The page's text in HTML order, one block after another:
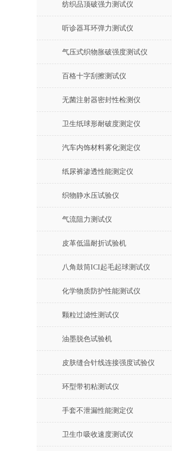
纺织品顶破强力测试仪
听诊器耳环弹力测试仪
气压式织物胀破强度测试仪
百格十字刮擦测试仪
无菌注射器密封性检测仪
卫生纸球形耐破度测定仪
汽车内饰材料雾化测定仪
纸尿裤渗透性能测定仪
织物静水压试验仪
气流阻力测试仪
皮革低温耐折试验机
八角鼓筒ICI起毛起球测试仪
化学物质防护性能测试仪
颗粒过滤性测试仪
油墨脱色试验机
皮肤缝合针线连接强度试验仪
环型带初粘测试仪
手套不泄漏性能测定仪
卫生巾吸收速度测试仪